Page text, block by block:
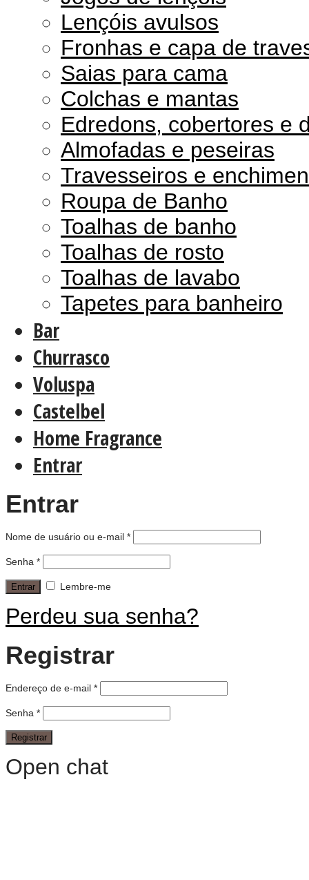
Lençóis avulsos
Fronhas e capa de
Saias para cama
Colchas e mantas
Edredons, cobertores e
Almofadas e peseiras
Travesseiros e
Roupa de Banho
Toalhas de banho
Toalhas de rosto
Toalhas de lavabo
Tapetes para banheiro
Bar
Churrasco
Voluspa
Castelbel
Home Fragrance
Entrar
Entrar
Nome de usuário ou e-mail *
Senha *
Lembre-me
Perdeu sua senha?
Registrar
Endereço de e-mail *
Senha *
Open chat